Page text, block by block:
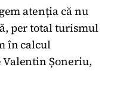
atenția că nu
per total turismul
în calcul
Valentin Șoneriu,